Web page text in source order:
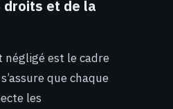
droits et de la
négligé est le cadre
que chaque
les